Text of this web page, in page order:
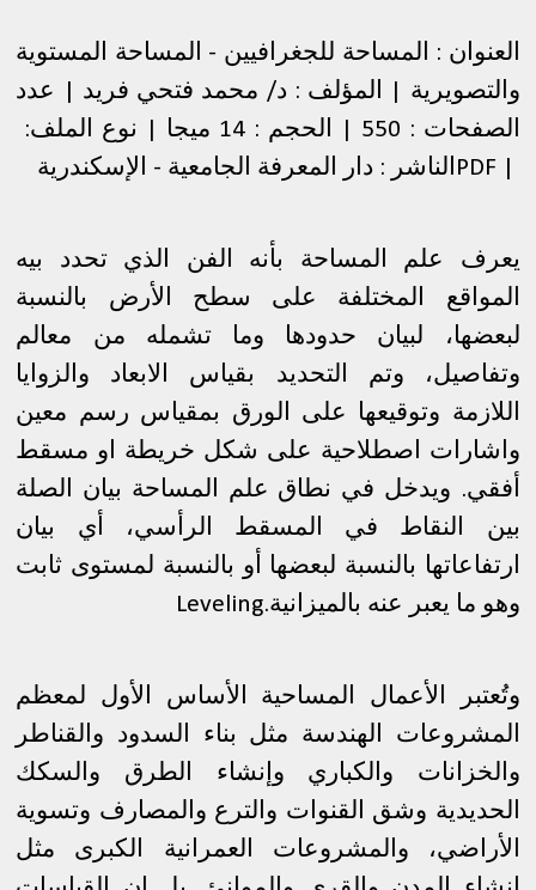
العنوان : المساحة للجغرافيين - المساحة المستوية
والتصويرية | المؤلف : د/ محمد فتحي فريد | عدد
الصفحات : 550 | الحجم : 14 ميجا | نوع الملف
:
PDF | الناشر : دار المعرفة الجامعية - الإسكندرية
يعرف علم المساحة بأنه الفن الذي تحدد بيه
المواقع المختلفة على سطح الأرض بالنسبة
لبعضها، لبيان حدودها وما تشمله من معالم
وتفاصيل، وتم التحديد بقياس الابعاد والزوايا
اللازمة وتوقيعها على الورق بمقياس رسم معين
واشارات اصطلاحية على شكل خريطة او مسقط
أفقي. ويدخل في نطاق علم المساحة بيان الصلة
بين النقاط في المسقط الرأسي، أي بيان
ارتفاعاتها بالنسبة لبعضها أو بالنسبة لمستوى ثابت
وهو ما يعبر عنه بالميزانيةLeveling.
وتُعتبر الأعمال المساحية الأساس الأول لمعظم
المشروعات الهندسة مثل بناء السدود والقناطر
والخزانات والكباري وإنشاء الطرق والسكك
الحديدية وشق القنوات والترع والمصارف وتسوية
الأراضي، والمشروعات العمرانية الكبرى مثل